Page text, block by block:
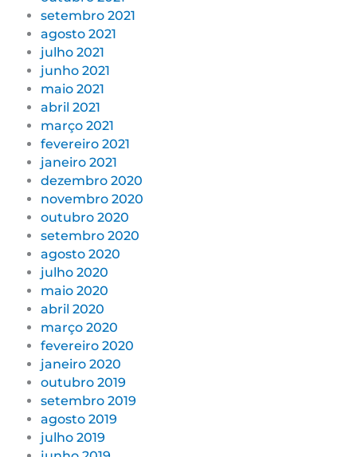
setembro 2021
agosto 2021
julho 2021
junho 2021
maio 2021
abril 2021
março 2021
fevereiro 2021
janeiro 2021
dezembro 2020
novembro 2020
outubro 2020
setembro 2020
agosto 2020
julho 2020
maio 2020
abril 2020
março 2020
fevereiro 2020
janeiro 2020
outubro 2019
setembro 2019
agosto 2019
julho 2019